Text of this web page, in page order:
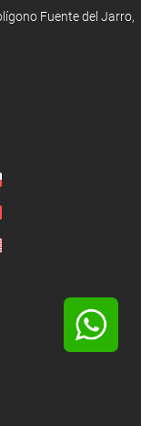
Fuente del Jarro,